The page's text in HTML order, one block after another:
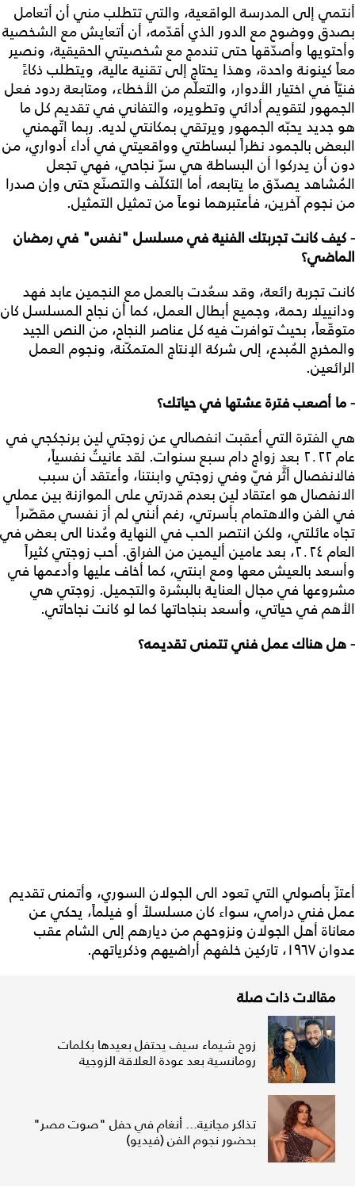
أنتمي إلى المدرسة الواقعية، والتي تتطلب مني أن أتعامل
بصدق ووضوح مع الدور الذي أقدّمه، أن أتعايش مع الشخصية
وأحتويها وأصدّقها حتى تندمج مع شخصيتي الحقيقية، ونصير
معاً كينونة واحدة، وهذا يحتاج إلى تقنية عالية، ويتطلب ذكاءً
فنيّاً في اختيار الأدوار، والتعلّم من الأخطاء، ومتابعة ردود فعل
الجمهور لتقويم أدائي وتطويره، والتفاني في تقديم كل ما
هو جديد يحبّه الجمهور ويرتقي بمكانتي لديه. ربما اتّهمني
البعض بالجمود نظراً لبساطتي وواقعيتي في أداء أدواري، من
دون أن يدركوا أن البساطة هي سرّ نجاحي، فهي تجعل
المُشاهد يصدّق ما يتابعه، أما التكلّف والتصنّع حتى وإن صدرا
من نجوم آخرين، فأعتبرهما نوعاً من تمثيل التمثيل.
- كيف كانت تجربتك الفنية في مسلسل "نفس" في رمضان
الماضي؟
كانت تجربة رائعة، وقد سعُدت بالعمل مع النجمين عابد فهد
ودانييلا رحمة، وجميع أبطال العمل، كما أن نجاح المسلسل كان
متوقّعاً، بحيث توافرت فيه كل عناصر النجاح، من النص الجيد
والمخرج المُبدع، إلى شركة الإنتاج المتمكّنة، ونجوم العمل
الرائعين.
- ما أصعب فترة عشتها في حياتك؟
هي الفترة التي أعقبت انفصالي عن زوجتي لين برنجكجي في
عام ٢٠٢٢ بعد زواج دام سبع سنوات. لقد عانيتُ نفسياً،
فالانفصال أثَّر فيّ وفي زوجتي وابنتنا، وأعتقد أن سبب
الانفصال هو اعتقاد لين بعدم قدرتي على الموازنة بين عملي
في الفن والاهتمام بأسرتي، رغم أنني لم أرَ نفسي مقصّراً
تجاه عائلتي، ولكن انتصر الحب في النهاية وعُدنا الى بعض في
العام ٢٠٢٤، بعد عامين أليمين من الفراق. أحب زوجتي كثيراً
وأسعد بالعيش معها ومع ابنتي، كما أخاف عليها وأدعمها في
مشروعها في مجال العناية بالبشرة والتجميل. زوجتي هي
الأهم في حياتي، وأسعد بنجاحاتها كما لو كانت نجاحاتي.
- هل هناك عمل فني تتمنى تقديمه؟
أعتزّ بأصولي التي تعود الى الجولان السوري، وأتمنى تقديم
عمل فني درامي، سواء كان مسلسلاً أو فيلماً، يحكي عن
معاناة أهل الجولان ونزوحهم من ديارهم إلى الشام عقب
عدوان ١٩٦٧، تاركين خلفهم أراضيهم وذكرياتهم.
مقالات ذات صلة
زوج شيماء سيف يحتفل بعيدها بكلمات
رومانسية بعد عودة العلاقة الزوجية
تذاكر مجانية... أنغام في حفل "صوت مصر"
بحضور نجوم الفن (فيديو)